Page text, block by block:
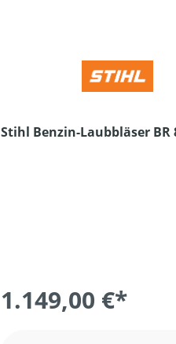
Stihl Benzin-Laubbläser BR
1.149,00 €*